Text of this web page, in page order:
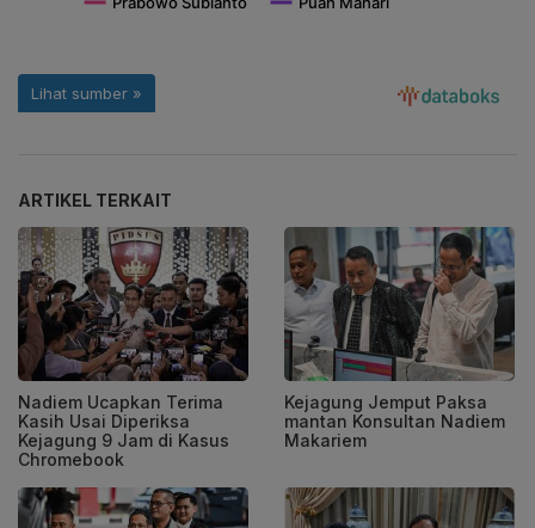
ARTIKEL TERKAIT
Nadiem Ucapkan Terima
Kasih Usai Diperiksa
Kejagung 9 Jam di Kasus
Chromebook
Kejagung Jemput Paksa
mantan Konsultan Nadiem
Makariem